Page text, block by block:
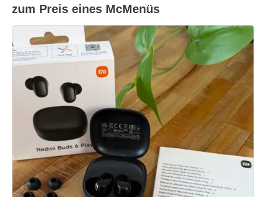
zum Preis eines McMenüs